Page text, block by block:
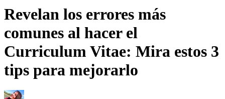
Revelan los errores más
comunes al hacer el
Curriculum Vitae: Mira estos 3
tips para mejorarlo